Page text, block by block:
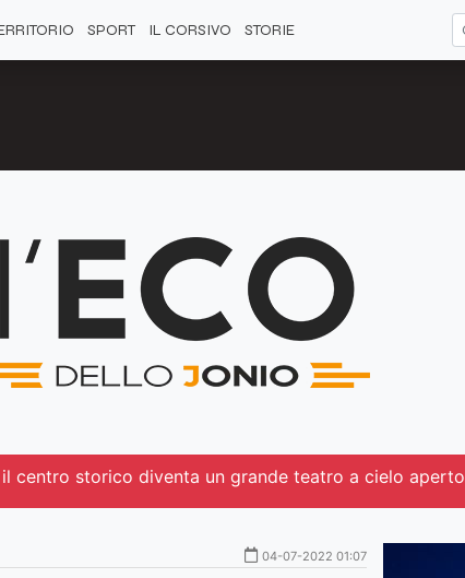
SPORT IL CORSIVO STORIE
centro storico diventa un grande teatro a cielo aperto
04-07-2022 01:07